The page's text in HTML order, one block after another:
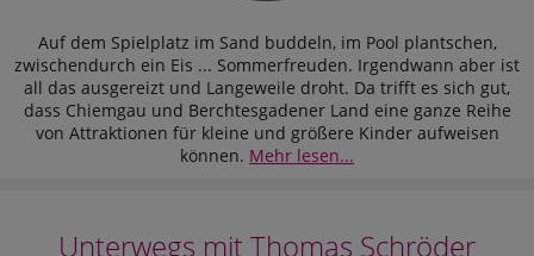
Auf dem Spielplatz im Sand buddeln, im Pool plantschen,
zwischendurch ein Eis ... Sommerfreuden. Irgendwann aber ist
all das ausgereizt und Langeweile droht. Da trifft es sich gut,
dass Chiemgau und Berchtesgadener Land eine ganze Reihe
von Attraktionen für kleine und größere Kinder aufweisen
können. Mehr lesen...
Unterwegs mit Thomas Schröder